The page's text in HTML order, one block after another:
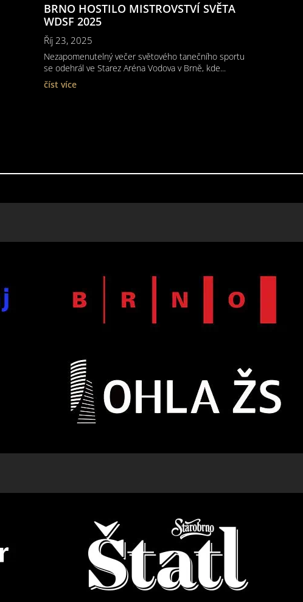
BRNO HOSTILO MISTROVSTVÍ SVĚTA
WDSF 2025
Říj 23, 2025
Nezapomenutelný večer světového tanečního sportu
se odehrál ve Starez Aréna Vodova v Brně, kde...
číst více